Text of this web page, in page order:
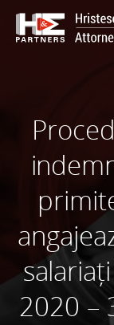
2020 –